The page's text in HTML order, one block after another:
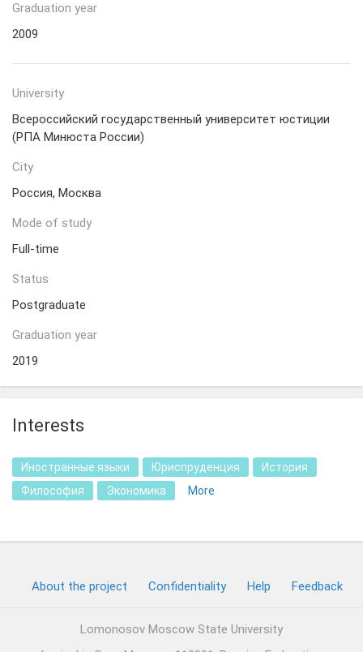
Graduation year
2009
University
Всероссийский государственный университет юстиции
(РПА Минюста России)
City
Россия, Москва
Mode of study
Full-time
Status
Postgraduate
Graduation year
2019
Interests
Иностранные языки Юриспруденция
История
Философия
Экономика More
About the project Confidentiality Help Feedback
Lomonosov Moscow State University